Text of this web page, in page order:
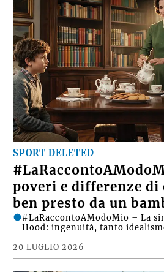
SPORT DELETED
poveri e differenze di
ben presto da un
20 LUGLIO 2026
#LaRaccontoAModoMio – La
Hood: ingenuità, tanto